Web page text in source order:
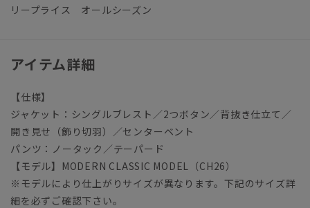
リープライス オールシーズン
アイテム詳細
【仕様】
ジャケット：シングルブレスト／2つボタン／背抜き仕立て／
開き見せ（飾り切羽）／センターベント
パンツ：ノータック／テーパード
【モデル】MODERN CLASSIC MODEL（CH26）
※モデルにより仕上がりサイズが異なります。下記のサイズ詳
細を必ずご確認下さい。